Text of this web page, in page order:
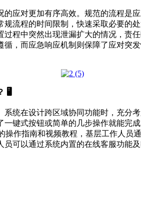
应对更加有序高效。规范的流程是
流程的时间限制，快速采取必要的
程中突然出现泄漏扩大的情况，责
，而应急响应机制则保障了应对突
🖥️
统在设计跨区域协同功能时，充分
键式按钮或简单的几步操作就能完
作指南和视频教程，基层工作人
可以通过系统内置的在线客服功能